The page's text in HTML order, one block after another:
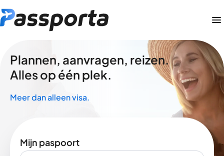
Plannen, aanvragen, reizen.
Alles op één plek.
Meer dan alleen visa.
Mijn paspoort